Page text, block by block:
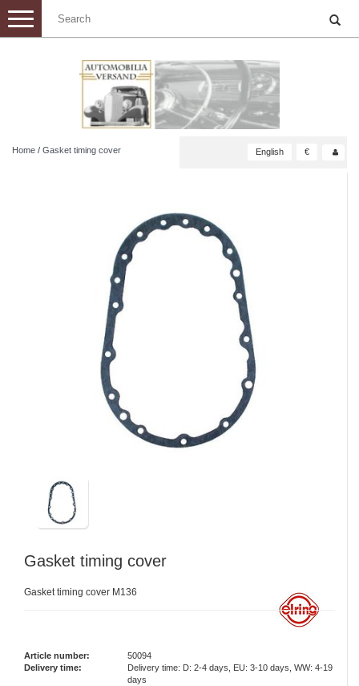
Toggle
navigation
Home / Gasket timing cover English €
Gasket timing cover
Gasket timing cover M136
Article number:
50094
Delivery time:
Delivery time: D: 2-4 days, EU: 3-10 days, WW: 4-19
days